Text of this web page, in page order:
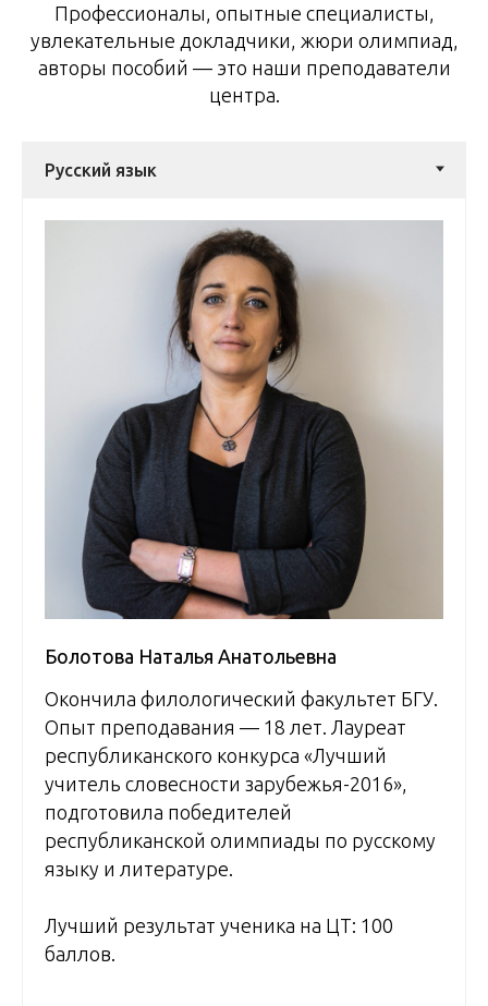
Профессионалы, опытные специалисты,
увлекательные докладчики, жюри олимпиад,
авторы пособий — это наши преподаватели
центра.
Болотова Наталья Анатольевна
Окончила филологический факультет БГУ.
Опыт преподавания — 18 лет. Лауреат
республиканского конкурса «Лучший
учитель словесности зарубежья-2016»,
подготовила победителей
республиканской олимпиады по русскому
языку и литературе.
Лучший результат ученика на ЦТ: 100
баллов.